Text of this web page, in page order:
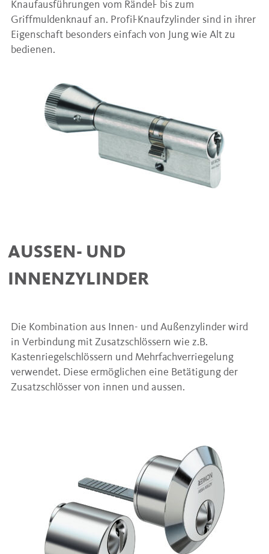
Knaufausführungen vom Rändel- bis zum
Griffmuldenknauf an. Profil-Knaufzylinder sind in ihrer
Eigenschaft besonders einfach von Jung wie Alt zu
bedienen.
AUSSEN- UND
INNENZYLINDER
Die Kombination aus Innen- und Außenzylinder wird
in Verbindung mit Zusatzschlössern wie z.B.
Kastenriegelschlössern und Mehrfachverriegelung
verwendet. Diese ermöglichen eine Betätigung der
Zusatzschlösser von innen und aussen.